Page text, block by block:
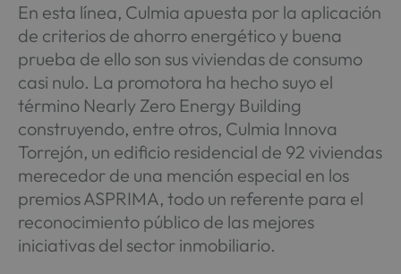
En esta línea, Culmia apuesta por la aplicación
de criterios de ahorro energético y buena
prueba de ello son sus viviendas de consumo
casi nulo. La promotora ha hecho suyo el
término Nearly Zero Energy Building
construyendo, entre otros, Culmia Innova
Torrejón, un edificio residencial de 92 viviendas
merecedor de una mención especial en los
premios ASPRIMA, todo un referente para el
reconocimiento público de las mejores
iniciativas del sector inmobiliario.